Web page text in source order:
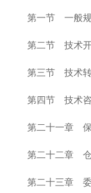
第一节 一般
第二节 技术开
第三节 技术转
第四节 技术咨
第二十一章 保
第二十二章 仓
第二十三章 委